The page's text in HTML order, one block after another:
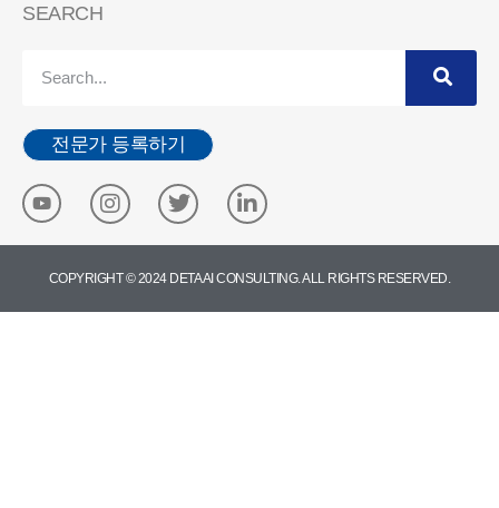
SEARCH
전문가 등록하기
COPYRIGHT © 2024 DETA AI CONSULTING. ALL RIGHTS RESERVED.